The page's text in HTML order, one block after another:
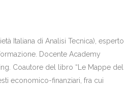
Italiana di Analisi Tecnica), esperto
Docente Academy
Coautore del libro “Le Mappe del
economico-finanziari, fra cui